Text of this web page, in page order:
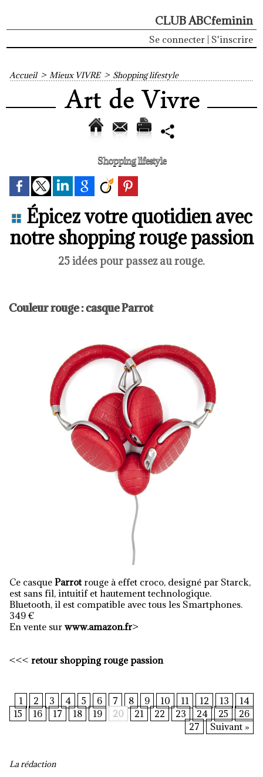
CLUB ABCfeminin
Se connecter S'inscrire
Accueil > Mieux VIVRE > Shopping lifestyle
Shopping lifestyle
Épicez votre quotidien avec
notre shopping rouge passion
25 idées pour passez au rouge.
Couleur rouge : casque Parrot
Ce casque Parrotrouge à effet croco, designé par Starck,
est sans fil, intuitif et hautement technologique.
Bluetooth, il est compatible avec tous les Smartphones.
349 €
En vente sur www.amazon.fr>
<<< retour shopping rouge passion
1 2 3 4 5 6 7 8 9 10 11 12 13
14
15
16 17 18 19 20 21 22 23 24 25
26
27
Suivant »
La rédaction